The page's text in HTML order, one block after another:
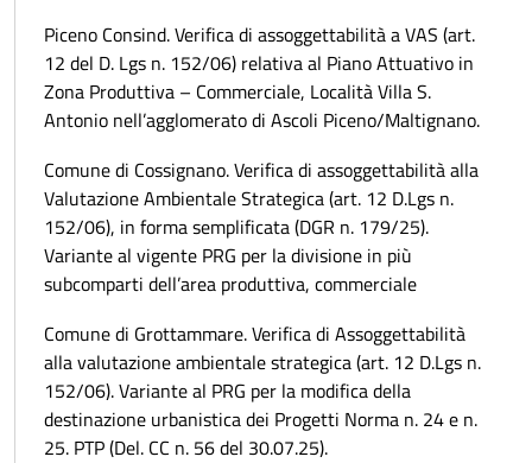
Piceno Consind. Verifica di assoggettabilità a VAS (art.
12 del D. Lgs n. 152/06) relativa al Piano Attuativo in
Zona Produttiva – Commerciale, Località Villa S.
Antonio nell’agglomerato di Ascoli Piceno/Maltignano.
Comune di Cossignano. Verifica di assoggettabilità alla
Valutazione Ambientale Strategica (art. 12 D.Lgs n.
152/06), in forma semplificata (DGR n. 179/25).
Variante al vigente PRG per la divisione in più
subcomparti dell’area produttiva, commerciale
Comune di Grottammare. Verifica di Assoggettabilità
alla valutazione ambientale strategica (art. 12 D.Lgs n.
152/06). Variante al PRG per la modifica della
destinazione urbanistica dei Progetti Norma n. 24 e n.
25. PTP (Del. CC n. 56 del 30.07.25).